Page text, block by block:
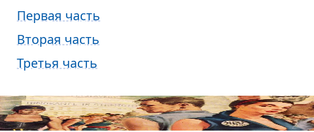
Первая часть
Вторая часть
Третья часть